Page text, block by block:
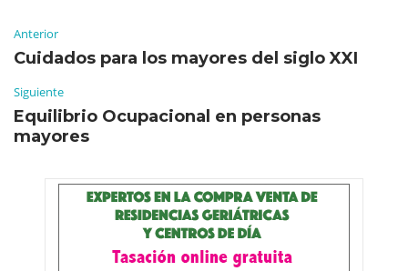
Anterior
Cuidados para los mayores del siglo XXI
Siguiente
Equilibrio Ocupacional en personas
mayores